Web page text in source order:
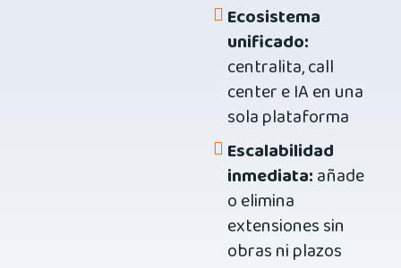
Ecosistema
unificado:
centralita, call
center e IA en una
sola plataforma
Escalabilidad
inmediata:añade
o elimina
extensiones sin
obras ni plazos